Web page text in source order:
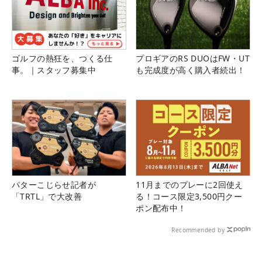
ゴルフの熱狂を、つくる仕
事。｜スタッフ募集中
プロギアのRS DUOはFW・UT
も完成度が高く購入者続出！
パターこじらせ記者が
「TRTL」で大改善
11月までのプレーに2回使え
る！コース限定3,500円クー
ポン配布中！
Recommended by